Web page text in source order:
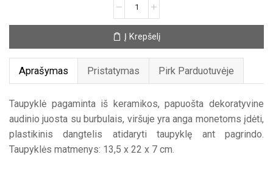
Taupyklė
„Lama“
Į Krepšelį
Aprašymas Pristatymas Pirk Parduotuvėje
Taupyklė pagaminta iš keramikos, papuošta dekoratyvine
audinio juosta su burbulais, viršuje yra anga monetoms įdėti,
plastikinis dangtelis atidaryti taupyklę ant pagrindo.
Taupyklės matmenys: 13,5 x 22 x 7 cm.